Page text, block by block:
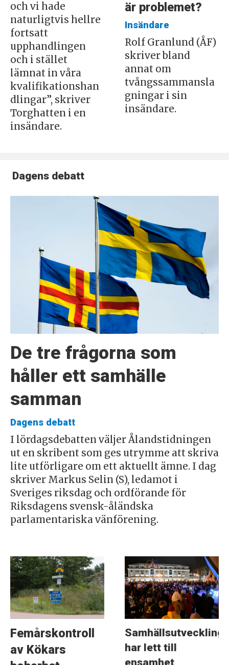
och vi hade
naturligtvis hellre
fortsatt
upphandlingen
och i stället
lämnat in våra
kvalifikationshan
dlingar”, skriver
Torghatten i en
insändare.
är problemet?
Insändare
Rolf Granlund (ÅF)
skriver bland
annat om
tvångssammansla
gningar i sin
insändare.
Dagens debatt
De tre frågorna som
håller ett samhälle
samman
Dagens debatt
I lördagsdebatten väljer Ålandstidningen
ut en skribent som ges utrymme att skriva
lite utförligare om ett aktuellt ämne. I dag
skriver Markus Selin (S), ledamot i
Sveriges riksdag och ordförande för
Riksdagens svensk-åländska
parlamentariska vänförening.
Femårskontroll
av Kökars
Samhällsutveckling
har lett till
ensamhet